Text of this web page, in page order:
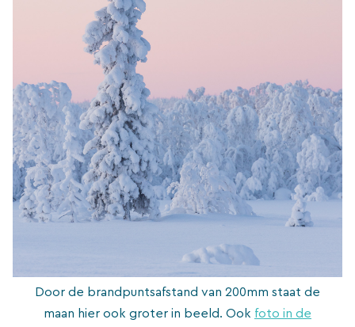
Door de brandpuntsafstand van 200mm staat de
maan hier ook groter in beeld. Ook foto in de